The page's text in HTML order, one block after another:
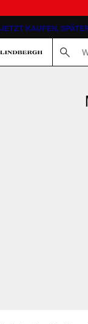
LIEFERUNG 2-3